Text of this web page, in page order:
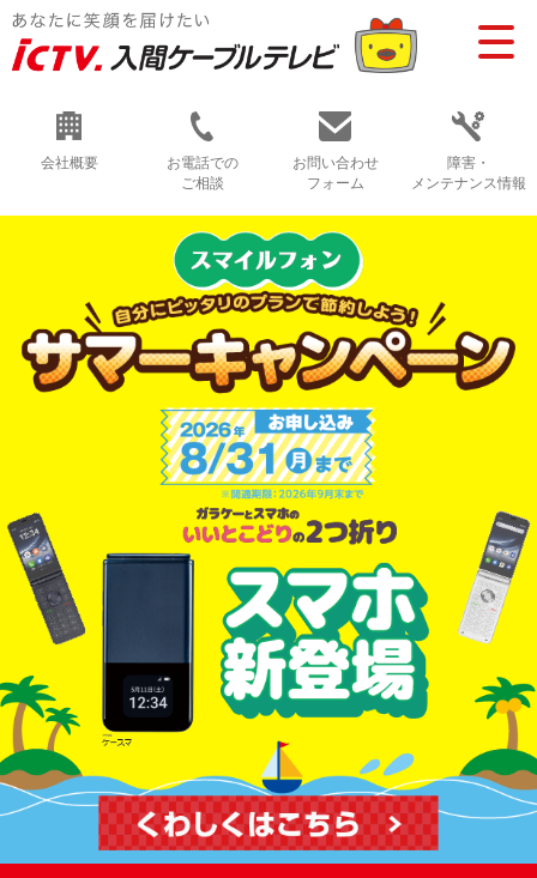
会社概要
お電話での
ご相談
お問い合わせ
フォーム
障害・
メンテナンス情報